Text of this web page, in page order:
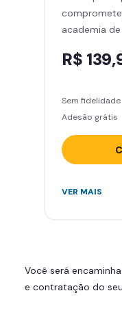
Área de
Smart Fit
academia
R$
Sem fidelidade
Adesão grátis
Acesso
Skeelo
Área de
VER MAIS
Você será
e contratação do